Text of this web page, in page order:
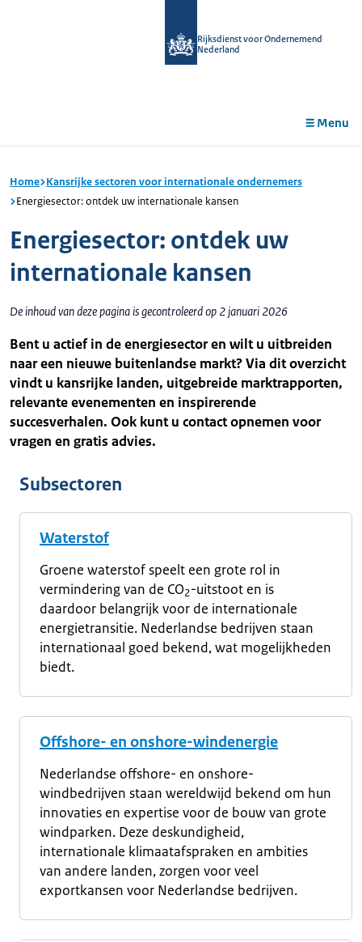
Rijksdienst voor Ondernemend
Nederland
Menu
Home Kansrijke sectoren voor internationale ondernemers
Energiesector: ontdek uw internationale kansen
Energiesector: ontdek uw
internationale kansen
De inhoud van deze pagina is gecontroleerd op 2 januari 2026
Bent u actief in de energiesector en wilt u uitbreiden
naar een nieuwe buitenlandse markt? Via dit overzicht
vindt u kansrijke landen, uitgebreide marktrapporten,
relevante evenementen en inspirerende
succesverhalen. Ook kunt u contact opnemen voor
vragen en gratis advies.
Subsectoren
Waterstof
Groene waterstof speelt een grote rol in
vermindering van de CO2-uitstoot en is
daardoor belangrijk voor de internationale
energietransitie. Nederlandse bedrijven staan
internationaal goed bekend, wat mogelijkheden
biedt.
Offshore- en onshore-windenergie
Nederlandse offshore- en onshore-
windbedrijven staan wereldwijd bekend om hun
innovaties en expertise voor de bouw van grote
windparken. Deze deskundigheid,
internationale klimaatafspraken en ambities
van andere landen, zorgen voor veel
exportkansen voor Nederlandse bedrijven.